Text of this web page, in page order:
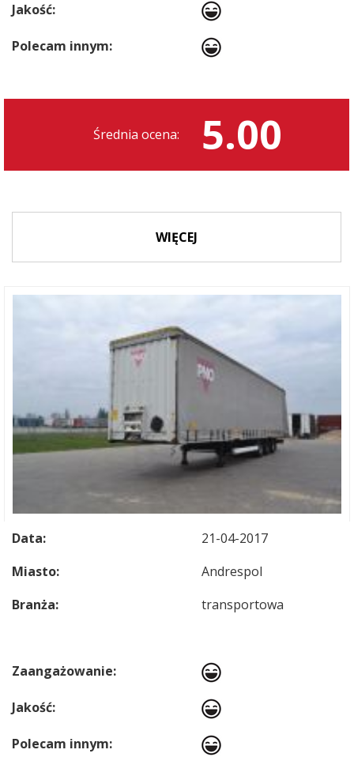
Jakość:
Polecam innym:
Średnia ocena: 5.00
WIĘCEJ
Data:
21-04-2017
Miasto:
Andrespol
Branża:
transportowa
Zaangażowanie:
Jakość:
Polecam innym: